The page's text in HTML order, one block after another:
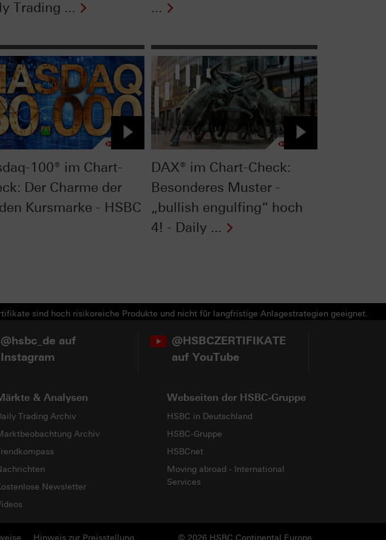
Trading ...
...
100® im Chart-
Der Charme der
Kursmarke - HSBC
DAX® im Chart-Check:
Besonderes Muster -
„bullish engulfing“ hoch
4! - Daily ...
sind hoch risikoreiche Produkte und nicht für langfristige Anlagestrategien geeignet.
@hsbc_de auf
Instagram
@HSBCZERTIFIKATE
auf YouTube
& Analysen
Trading Archiv
Archiv
Newsletter
Webseiten der HSBC-Gruppe
HSBC in Deutschland
HSBC-Gruppe
HSBCnet
Moving abroad - International
Services
© 2026 HSBC Continental Europe
Hinweis zur Preisstellung